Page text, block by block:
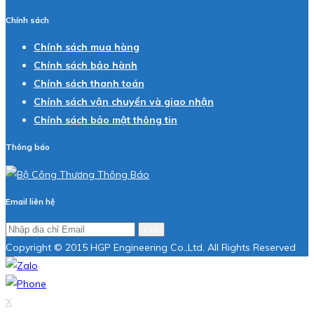
Chính sách
Chính sách mua hàng
Chính sách bảo hành
Chính sách thanh toán
Chính sách vận chuyển và giao nhận
Chính sách bảo mật thông tin
Thông báo
Email liên hệ
Copyright © 2015 HGP Engineering Co.,Ltd. All Rights Reserved
X